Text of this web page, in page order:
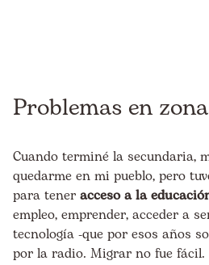
Problemas en
Cuando terminé la secundaria,
quedarme en mi pueblo, pero
para tener acceso a la
empleo, emprender, acceder a
tecnología -que por esos años
por la radio. Migrar no fue fácil.